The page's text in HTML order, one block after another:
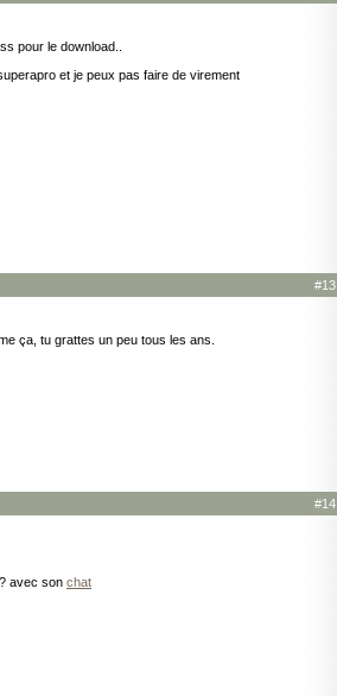
pour le download..
et je peux pas faire de virement
#13
ça, tu grattes un peu tous les ans.
#14
avec son chat